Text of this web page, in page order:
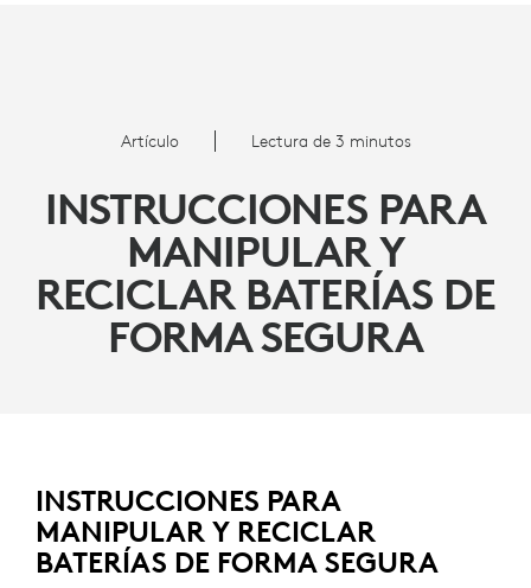
MANIPULAR
RECICLAR
BATERÍAS
DE
FORMA
Artículo Lectura de 3 minutos
INSTRUCCIONES PARA
MANIPULAR Y
RECICLAR BATERÍAS DE
FORMA SEGURA
INSTRUCCIONES PARA
MANIPULAR Y RECICLAR
BATERÍAS DE FORMA SEGURA